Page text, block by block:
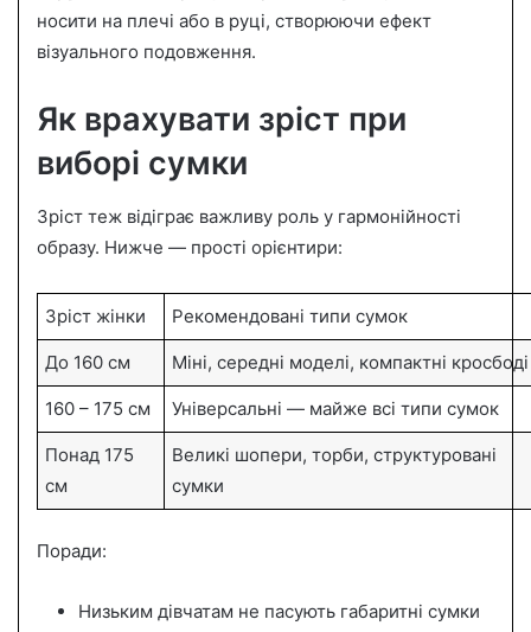
носити на плечі або в руці, створюючи ефект
візуального подовження.
Як врахувати зріст при
виборі сумки
Зріст теж відіграє важливу роль у гармонійності
образу. Нижче — прості орієнтири:
Зріст жінки Рекомендовані типи сумок
До 160 см Міні, середні моделі, компактні кросбоді
160 – 175 см Універсальні — майже всі типи сумок
Понад 175
см
Великі шопери, торби, структуровані
сумки
Поради:
Низьким дівчатам не пасують габаритні сумки